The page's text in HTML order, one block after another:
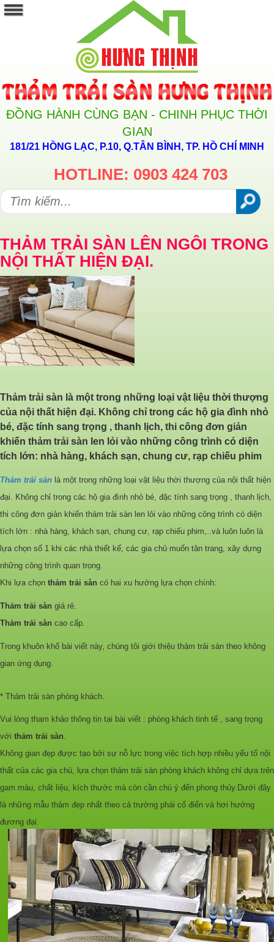
ĐỒNG HÀNH CÙNG BẠN - CHINH PHỤC THỜI
GIAN
181/21 HỒNG LẠC, P.10, Q.TÂN BÌNH, TP. HỒ CHÍ MINH
HOTLINE: 0903 424 703
THẢM TRẢI SÀN LÊN NGÔI TRONG
NỘI THẤT HIỆN ĐẠI.
Thảm trải sàn là một trong những loại vật liệu thời thượng
của nội thất hiện đại. Không chỉ trong các hộ gia đình nhỏ
bé, đặc tính sang trọng , thanh lịch, thi công đơn giản
khiến thảm trải sàn len lỏi vào những công trình có diện
tích lớn: nhà hàng, khách sạn, chung cư, rạp chiếu phim
Thảm trải sàn là một trong những loại vật liệu thời thượng của nội thất hiện
đại. Không chỉ trong các hộ gia đình nhỏ bé, đặc tính sang trọng , thanh lịch,
thi công đơn giản khiến thảm trải sàn len lỏi vào những công trình có diện
tích lớn : nhà hàng, khách sạn, chung cư, rạp chiếu phim,..và luôn luôn là
lựa chọn số 1 khi các nhà thiết kế, các gia chủ muốn tân trang, xây dựng
những công trình quan trọng.
Khi lựa chọn thảm trải sàn có hai xu hướng lựa chọn chính:
Thảm trải sàn giá rẻ.
Thảm trải sàn cao cấp.
Trong khuôn khổ bài viết này, chúng tôi giới thiệu thảm trải sàn theo không
gian ứng dụng.
* Thảm trải sàn phòng khách.
Vui lòng tham khảo thông tin tại bài viết : phòng khách tinh tế , sang trọng
với thảm trải sàn.
Không gian đẹp được tạo bởi sự nỗ lực trong việc tích hợp nhiều yếu tố nội
thất của các gia chủ, lựa chọn thảm trải sàn phòng khách không chỉ dựa trên
gam màu, chất liệu, kích thước mà còn cần chú ý đến phong thủy.Dưới đây
là những mẫu thảm đẹp nhất theo cả trường phái cổ điển và hơi hướng
đương đại.